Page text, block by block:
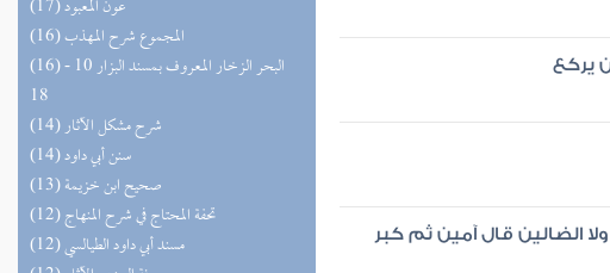
(17) عون المعبود
(16) المجموع شرح المهذب
(16) البحر الزخار المعروف بمسند البزار 10 -
18
(14) شرح مشكل الآثار
(14) سنن أبي داود
(13) صحيح ابن خزيمة
(12) تحفة المحتاج في شرح المنهاج
(12) مسند أبي داود الطيالسي
يركع
الضالين قال آمين ثم كبر